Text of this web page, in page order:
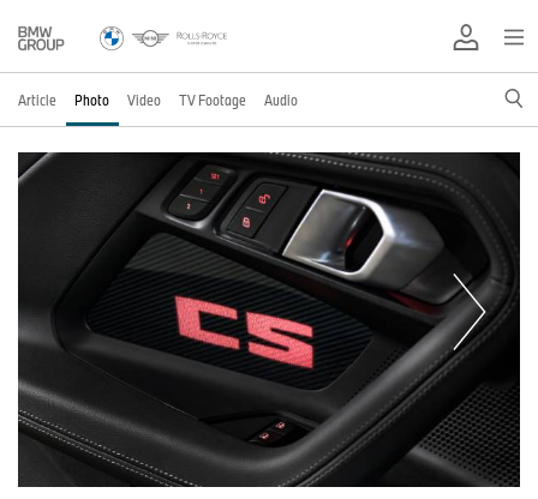
Article Photo Video TV Footage Audio